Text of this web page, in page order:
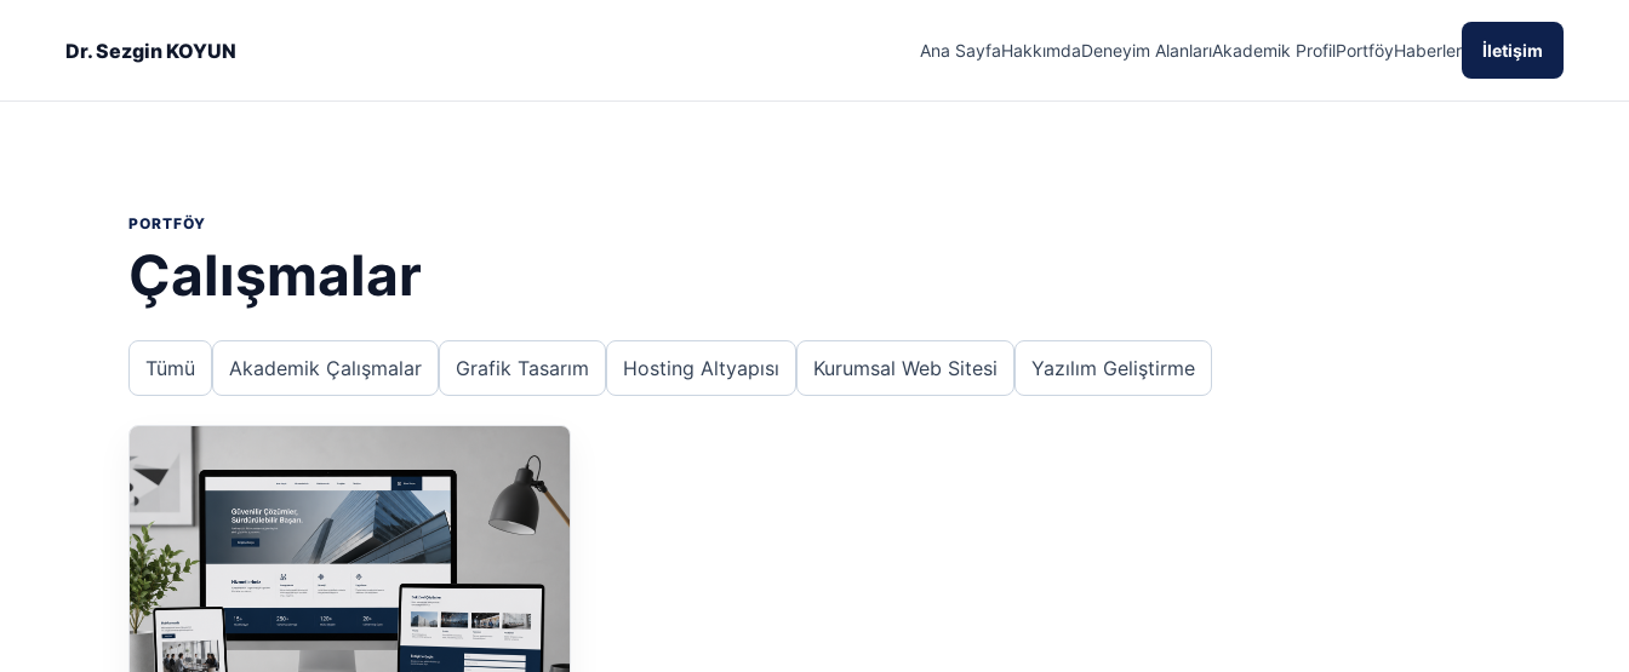
Dr. Sezgin KOYUN Ana SayfaHakkımdaDeneyim AlanlarıAkademik ProfilPortföyHaberler İletişim
PORTFÖY
Çalışmalar
Tümü Akademik Çalışmalar Grafik Tasarım Hosting Altyapısı Kurumsal Web Sitesi Yazılım Geliştirme